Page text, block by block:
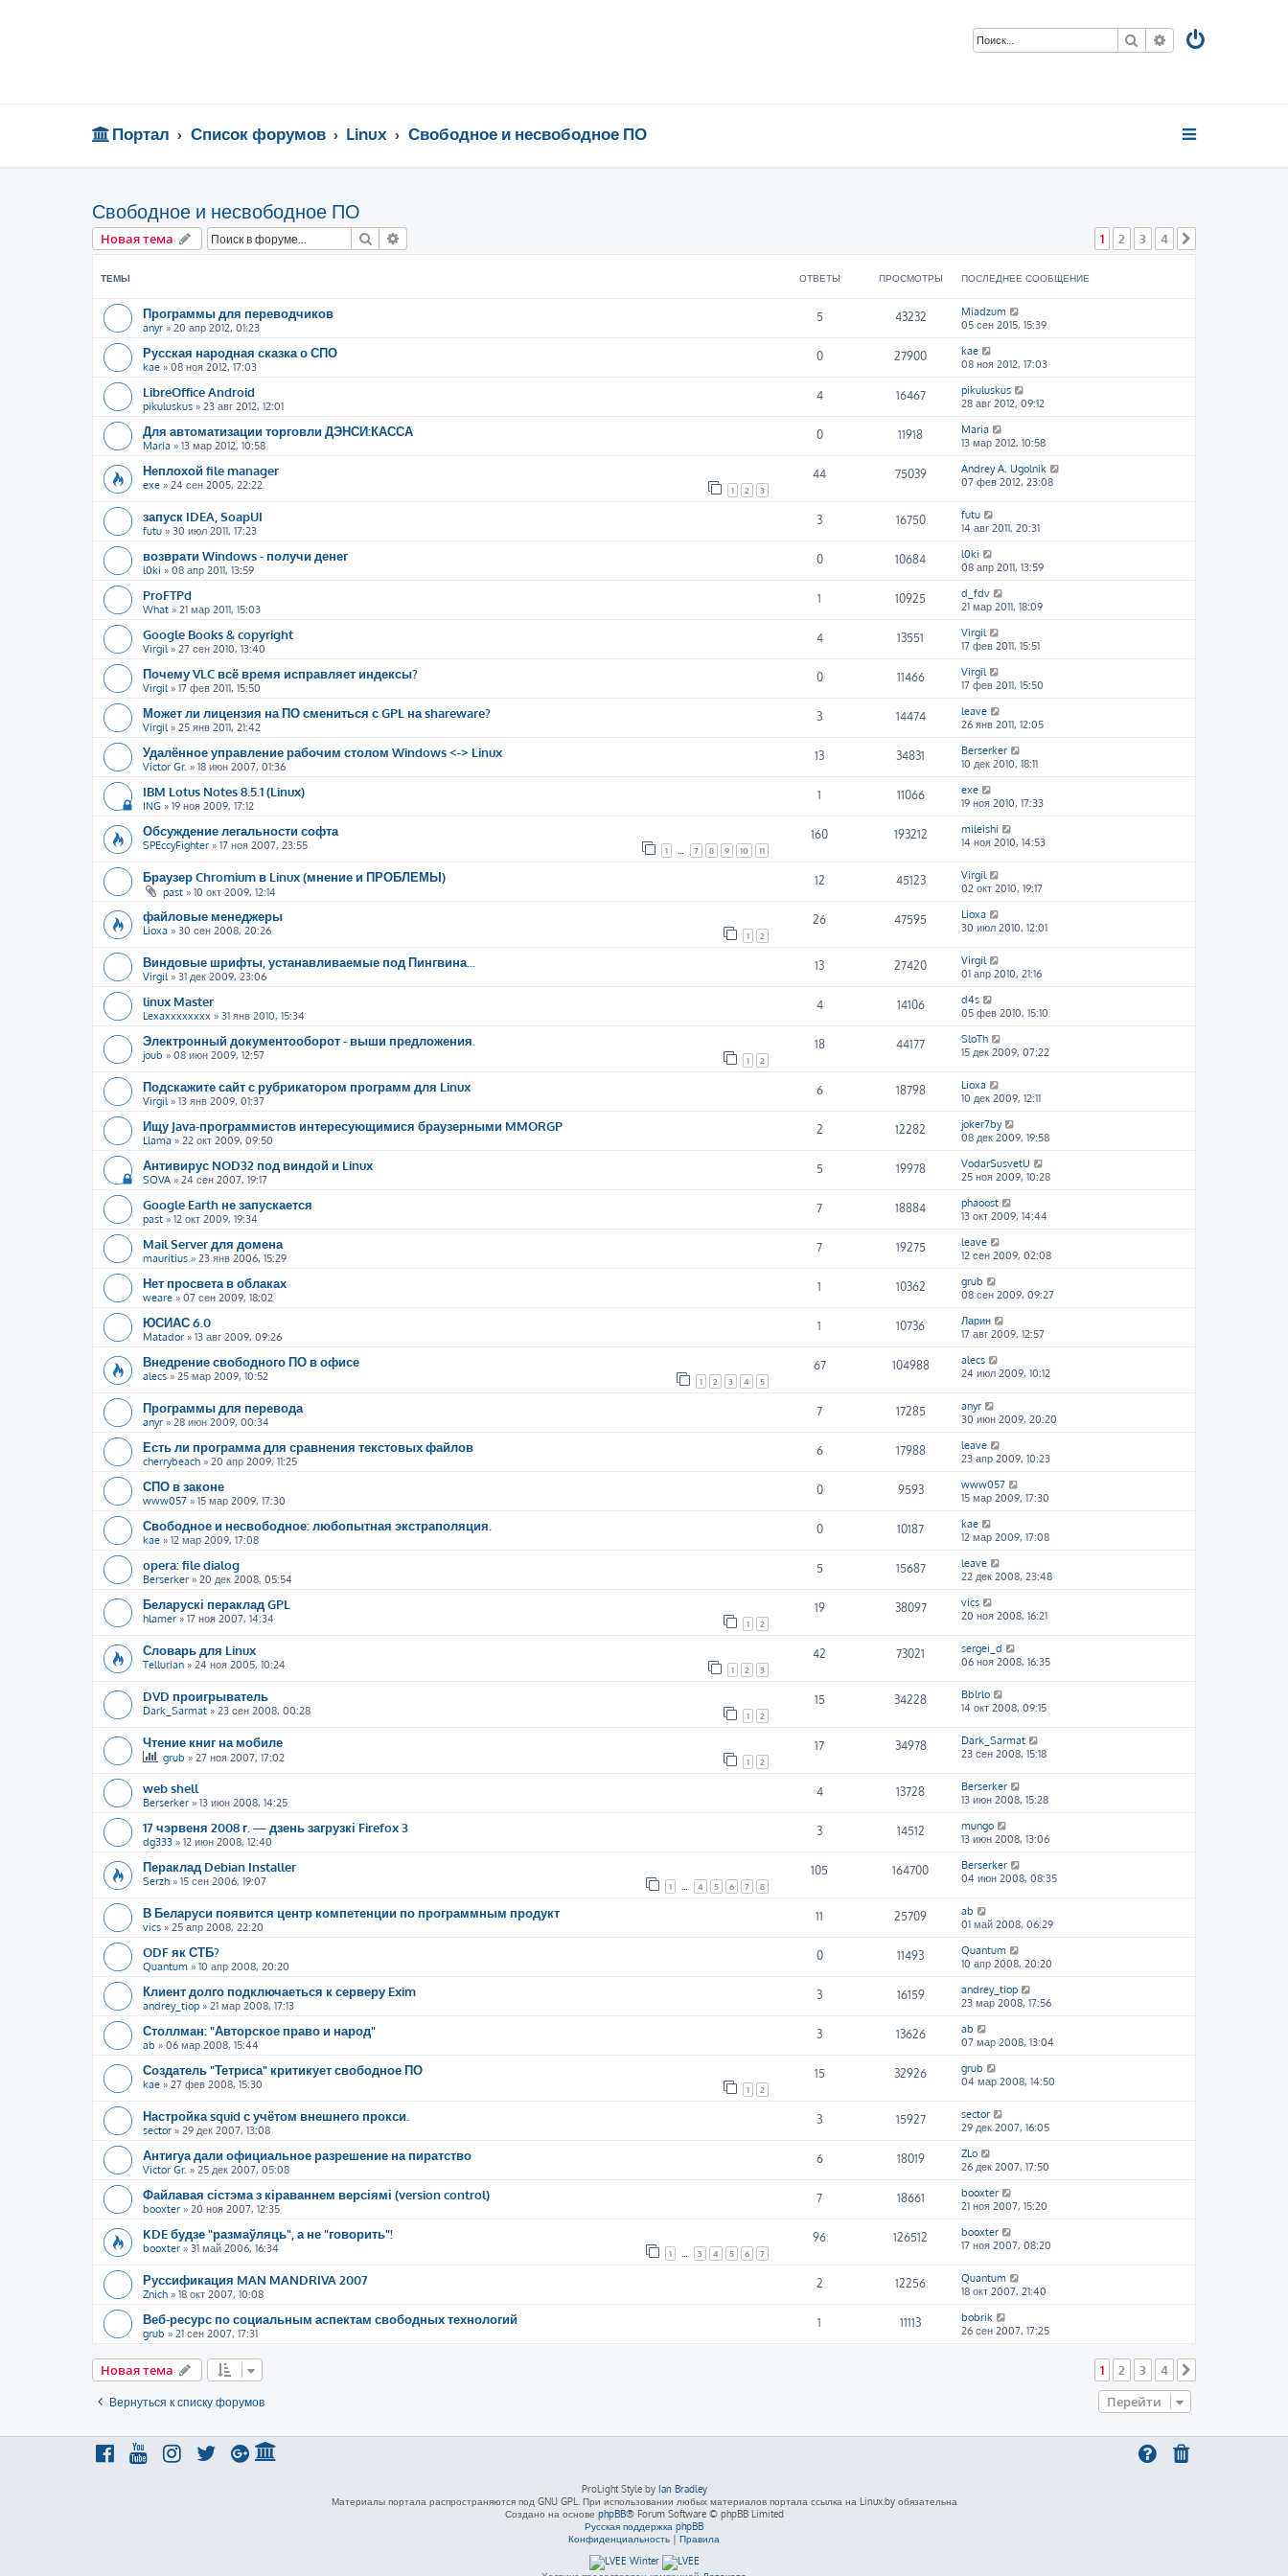
Поиск Расширенный
Портал Список форумов Linux Свободное и несвободное ПО
Свободное и несвободное ПО
Новая тема Поиск 1 2 3 4
ТЕМЫ ОТВЕТЫ ПРОСМОТРЫ ПОСЛЕДНЕЕ СООБЩЕНИЕ
Программы для переводчиков
anyr » 20 апр 2012, 01:23
5 43232
Miadzum
05 сен 2015, 15:39
Русская народная сказка о СПО
kae » 08 ноя 2012, 17:03
0 27900
kae
08 ноя 2012, 17:03
LibreOffice Android
pikuluskus » 23 авг 2012, 12:01
4 16467
pikuluskus
28 авг 2012, 09:12
Для автоматизации торговли ДЭНСИ:КАССА
Maria » 13 мар 2012, 10:58
0 11918
Maria
13 мар 2012, 10:58
Неплохой file manager
exe » 24 сен 2005, 22:22 1 2 3
44 75039
Andrey A. Ugolnik
07 фев 2012, 23:08
запуск IDEA, SoapUI
futu » 30 июл 2011, 17:23
3 16750
futu
14 авг 2011, 20:31
возврати Windows - получи денег
l0ki » 08 апр 2011, 13:59
0 10684
l0ki
08 апр 2011, 13:59
ProFTPd
What » 21 мар 2011, 15:03
1 10925
d_fdv
21 мар 2011, 18:09
Google Books & copyright
Virgil» 27 сен 2010, 13:40
4 13551
Virgil
17 фев 2011, 15:51
Почему VLC всё время исправляет индексы?
Virgil» 17 фев 2011, 15:50
0 11466
Virgil
17 фев 2011, 15:50
Может ли лицензия на ПО смениться с GPL на shareware?
Virgil» 25 янв 2011, 21:42
3 14474
leave
26 янв 2011, 12:05
Удалённое управление рабочим столом Windows <-> Linux
Victor Gr. » 18 июн 2007, 01:36
13 34831
Berserker
10 дек 2010, 18:11
IBM Lotus Notes 8.5.1 (Linux)
ING » 19 ноя 2009, 17:12
1 11066
exe
19 ноя 2010, 17:33
Обсуждение легальности софта
SPEccyFighter » 17 ноя 2007, 23:55 1 7 8 9 10 11
160 193212
mileishi
14 ноя 2010, 14:53
Браузер Chromium в Linux (мнение и ПРОБЛЕМЫ)
past » 10 окт 2009, 12:14
12 45123
Virgil
02 окт 2010, 19:17
файловые менеджеры
Lioxa » 30 сен 2008, 20:26 1 2
26 47595
Lioxa
30 июл 2010, 12:01
Виндовые шрифты, устанавливаемые под Пингвина...
Virgil» 31 дек 2009, 23:06
13 27420
Virgil
01 апр 2010, 21:16
linux Master
Lexaxxxxxxxx » 31 янв 2010, 15:34
4 14106
d4s
05 фев 2010, 15:10
Электронный документооборот - выши предложения.
joub » 08 июн 2009, 12:57 1 2
18 44177
SloTh
15 дек 2009, 07:22
Подскажите сайт с рубрикатором программ для Linux
Virgil» 13 янв 2009, 01:37
6 18798
Lioxa
10 дек 2009, 12:11
Ищу Java-программистов интересующимися браузерными MMORGP
Llama » 22 окт 2009, 09:50
2 12282
joker7by
08 дек 2009, 19:58
Антивирус NOD32 под виндой и Linux
SOVA » 24 сен 2007, 19:17
5 19978
VodarSusvetU
25 ноя 2009, 10:28
Google Earth не запускается
past » 12 окт 2009, 19:34
7 18884
phaoost
13 окт 2009, 14:44
Mail Server для домена
mauritius » 23 янв 2006, 15:29
7 19275
leave
12 сен 2009, 02:08
Нет просвета в облаках
weare » 07 сен 2009, 18:02
1 10362
grub
08 сен 2009, 09:27
ЮСИАС 6.0
Matador » 13 авг 2009, 09:26
1 10736
Ларин
17 авг 2009, 12:57
Внедрение свободного ПО в офисе
alecs » 25 мар 2009, 10:52 1 2 3 4 5
67 104988
alecs
24 июл 2009, 10:12
Программы для перевода
anyr » 28 июн 2009, 00:34
7 17285
anyr
30 июн 2009, 20:20
Есть ли программа для сравнения текстовых файлов
cherrybeach » 20 апр 2009, 11:25
6 17988
leave
23 апр 2009, 10:23
СПО в законе
www057 » 15 мар 2009, 17:30
0 9593
www057
15 мар 2009, 17:30
Свободное и несвободное: любопытная экстраполяция.
kae » 12 мар 2009, 17:08
0 10187
kae
12 мар 2009, 17:08
opera: file dialog
Berserker » 20 дек 2008, 05:54
5 15687
leave
22 дек 2008, 23:48
Беларускі пераклад GPL
hlamer » 17 ноя 2007, 14:34 1 2
19 38097
vics
20 ноя 2008, 16:21
Словарь для Linux
Tellurian » 24 ноя 2005, 10:24 1 2 3
42 73021
sergei_d
06 ноя 2008, 16:35
DVD проигрыватель
Dark_Sarmat » 23 сен 2008, 00:28 1 2
15 34228
Bblrlo
14 окт 2008, 09:15
Чтение книг на мобиле
grub » 27 ноя 2007, 17:02 1 2
17 34978
Dark_Sarmat
23 сен 2008, 15:18
web shell
Berserker » 13 июн 2008, 14:25
4 13728
Berserker
13 июн 2008, 15:28
17 чэрвеня 2008 г. — дзень загрузкі Firefox 3
dg333 » 12 июн 2008, 12:40
3 14512
mungo
13 июн 2008, 13:06
Пераклад Debian Installer
Serzh » 15 сен 2006, 19:07 1 4 5 6 7 8
105 164700
Berserker
04 июн 2008, 08:35
В Беларуси появится центр компетенции по программным продукт
vics » 25 апр 2008, 22:20
11 25709
ab
01 май 2008, 06:29
ODF як СТБ?
Quantum » 10 апр 2008, 20:20
0 11493
Quantum
10 апр 2008, 20:20
Клиент долго подключаеться к серверу Exim
andrey_tiop » 21 мар 2008, 17:13
3 16159
andrey_tiop
23 мар 2008, 17:56
Столлман: "Авторское право и народ"
ab » 06 мар 2008, 15:44
3 13626
ab
07 мар 2008, 13:04
Создатель "Тетриса" критикует свободное ПО
kae » 27 фев 2008, 15:30 1 2
15 32926
grub
04 мар 2008, 14:50
Настройка squid с учётом внешнего прокси.
sector » 29 дек 2007, 13:08
3 15927
sector
29 дек 2007, 16:05
Антигуа дали официальное разрешение на пиратство
Victor Gr. » 25 дек 2007, 05:08
6 18019
ZLo
26 дек 2007, 17:50
Файлавая сістэма з кіраваннем версіямі (version control)
booxter » 20 ноя 2007, 12:35
7 18661
booxter
21 ноя 2007, 15:20
KDE будзе "размаўляць", а не "говорить"!
booxter » 31 май 2006, 16:34 1 3 4 5 6 7
96 126512
booxter
17 ноя 2007, 08:20
Руссификация MAN MANDRIVA 2007
Znich » 18 окт 2007, 10:08
2 12256
Quantum
18 окт 2007, 21:40
Веб-ресурс по социальным аспектам свободных технологий
grub » 21 сен 2007, 17:31
1 11113
bobrik
26 сен 2007, 17:25
Новая тема 1 2 3 4
Вернуться к списку форумов Перейти
ProLight Style by Ian Bradley
Материалы портала распространяются под GNU GPL. При использовании любых материалов портала ссылка на Linux.by обязательна
Создано на основе phpBB® Forum Software © phpBB Limited
Русская поддержка phpBB
Конфиденциальность | Правила